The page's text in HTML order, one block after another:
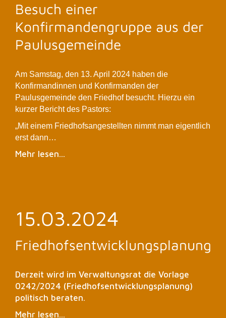
Besuch einer
Konfirmandengruppe aus der
Paulusgemeinde
Am Samstag, den 13. April 2024 haben die
Konfirmandinnen und Konfirmanden der
Paulusgemeinde den Friedhof besucht. Hierzu ein
kurzer Bericht des Pastors:
„Mit einem Friedhofsangestellten nimmt man eigentlich
erst dann…
Mehr lesen...
15.03.2024
Friedhofsentwicklungsplanung
Derzeit wird im Verwaltungsrat die Vorlage
0242/2024 (Friedhofsentwicklungsplanung)
politisch beraten.
Mehr lesen...